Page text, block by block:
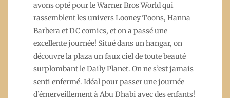
avons opté pour le Warner Bros World qui
rassemblent les univers Looney Toons, Hanna
Barbera et DC comics, et on a passé une
excellente journée! Situé dans un hangar, on
découvre la plaza un faux ciel de toute beauté
surplombant le Daily Planet. On ne s’est jamais
senti enfermé. Idéal pour passer une journée
d’émerveillement à Abu Dhabi avec des enfants!